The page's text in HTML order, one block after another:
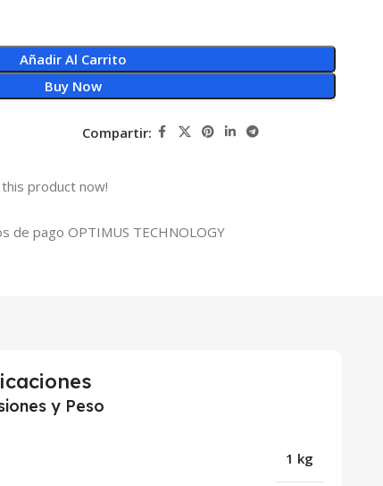
Añadir Al Carrito
Buy Now
Compartir:
product now!
y Peso
1 kg